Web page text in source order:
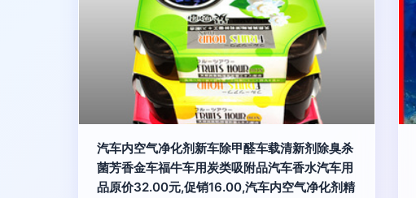
汽车内空气净化剂新车除甲醛车载清新剂除臭杀
菌芳香金车福牛车用炭类吸附品汽车香水汽车用
品原价32.00元,促销16.00,汽车内空气净化剂精